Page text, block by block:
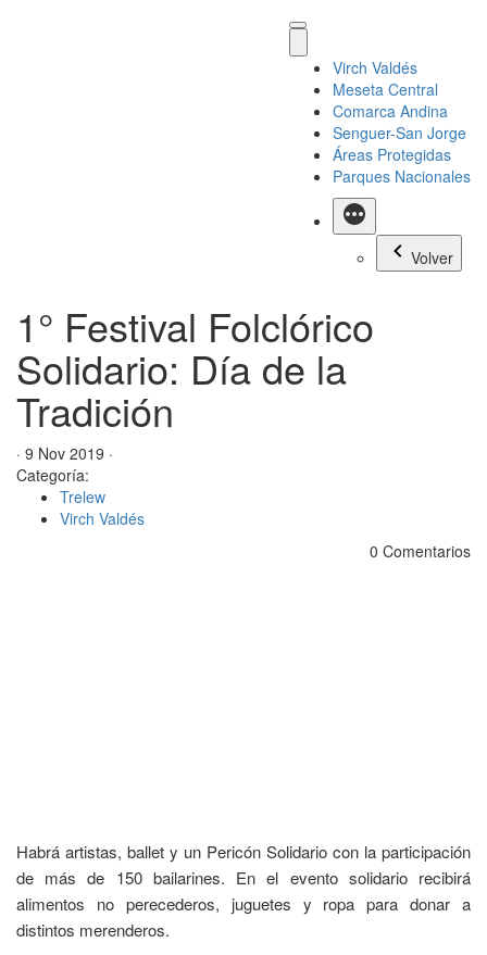
Virch Valdés
Meseta Central
Comarca Andina
Senguer-San Jorge
Áreas Protegidas
Parques Nacionales
Más
Volver
1° Festival Folclórico
Solidario: Día de la
Tradición
· 9 Nov 2019 ·
Categoría:
Trelew
Virch Valdés
0 Comentarios
Habrá artistas, ballet y un Pericón Solidario con la participación
de más de 150 bailarines. En el evento solidario recibirá
alimentos no perecederos, juguetes y ropa para donar a
distintos merenderos.